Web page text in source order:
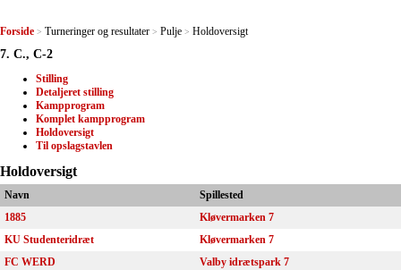
Forside > Turneringer og resultater > Pulje > Holdoversigt
7. C., C-2
Stilling
Detaljeret stilling
Kampprogram
Komplet kampprogram
Holdoversigt
Til opslagstavlen
Holdoversigt
Navn
Spillested
1885
Kløvermarken 7
KU Studenteridræt
Kløvermarken 7
FC WERD
Valby idrætspark 7